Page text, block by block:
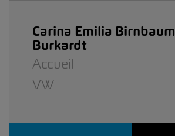
Carina Emilia Birnbaum
Burkardt
Accueil
VW